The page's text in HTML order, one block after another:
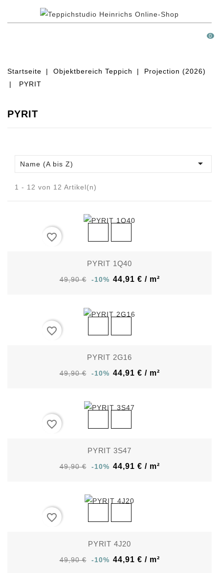
0
Startseite Objektbereich Teppich
Projection (2026)
PYRIT
PYRIT
Name (A bis Z) 
1 - 12 von 12 Artikel(n)
favorite_border
PYRIT 1Q40
49,90 € -10% 44,91 € / m²
favorite_border
PYRIT 2G16
49,90 € -10% 44,91 € / m²
favorite_border
PYRIT 3S47
49,90 € -10% 44,91 € / m²
favorite_border
PYRIT 4J20
49,90 € -10% 44,91 € / m²